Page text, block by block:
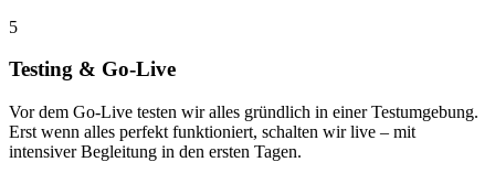
5
Testing & Go-Live
Vor dem Go-Live testen wir alles gründlich in einer Testumgebung.
Erst wenn alles perfekt funktioniert, schalten wir live – mit
intensiver Begleitung in den ersten Tagen.